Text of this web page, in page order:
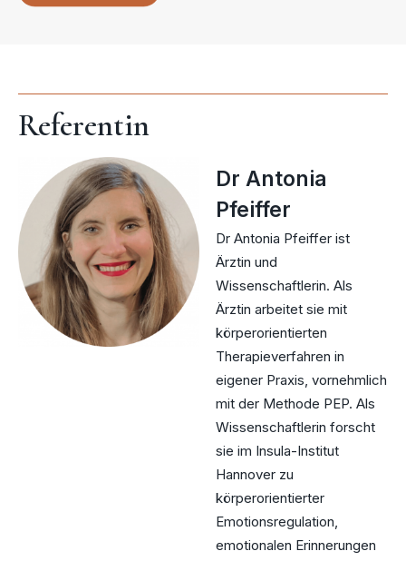
Referentin
Dr Antonia
Pfeiffer
Dr Antonia Pfeiffer ist
Ärztin und
Wissenschaftlerin. Als
Ärztin arbeitet sie mit
körperorientierten
Therapieverfahren in
eigener Praxis, vornehmlich
mit der Methode PEP. Als
Wissenschaftlerin forscht
sie im Insula-Institut
Hannover zu
körperorientierter
Emotionsregulation,
emotionalen Erinnerungen